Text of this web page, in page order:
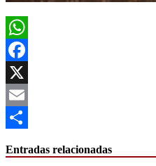
WhatsApp
Facebook
X
Email
Entradas relacionadas